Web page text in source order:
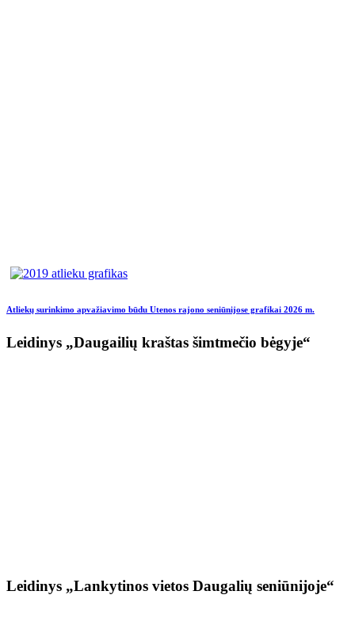
Atliekų surinkimo apvažiavimo būdu Utenos rajono seniūnijose grafikai 2026 m.
Leidinys „Daugailių kraštas šimtmečio bėgyje“
Leidinys „Lankytinos vietos Daugalių seniūnijoje“